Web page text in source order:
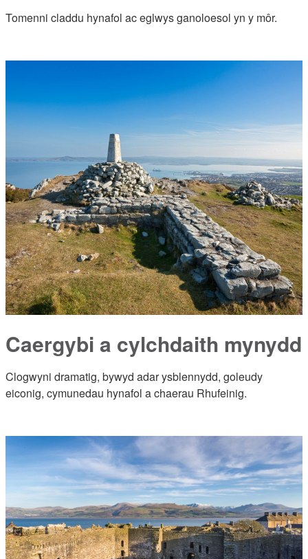
Tomenni claddu hynafol ac eglwys ganoloesol yn y môr.
Caergybi a cylchdaith mynydd
Clogwyni dramatig, bywyd adar ysblennydd, goleudy
eiconig, cymunedau hynafol a chaerau Rhufeinig.